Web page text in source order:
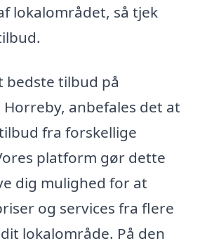
lokalområdet, så tjek
bedste tilbud på
anbefales det at
fra forskellige
platform gør dette
dig mulighed for at
og services fra flere
lokalområde. På den